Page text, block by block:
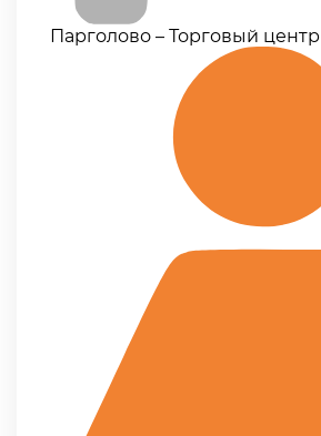
Парголово – Торговый центр